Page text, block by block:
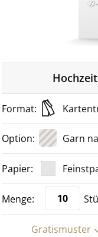
Garn
Gratismuster